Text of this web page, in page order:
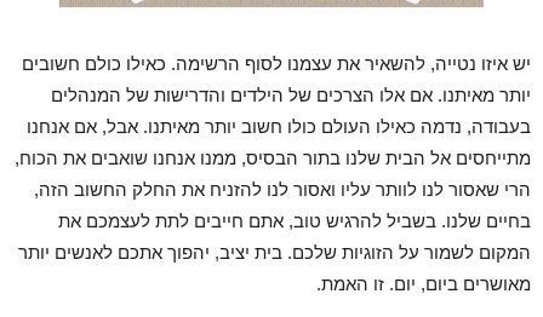
יש איזו נטייה, להשאיר את עצמנו לסוף הרשימה. כאילו כולם חשובים
יותר מאיתנו. אם אלו הצרכים של הילדים והדרישות של המנהלים
בעבודה, נדמה כאילו העולם כולו חשוב יותר מאיתנו. אבל, אם אנחנו
מתייחסים אל הבית שלנו בתור הבסיס, ממנו אנחנו שואבים את הכוח,
הרי שאסור לנו לוותר עליו ואסור לנו להזניח את החלק החשוב הזה,
בחיים שלנו. בשביל להרגיש טוב, אתם חייבים לתת לעצמכם את
המקום לשמור על הזוגיות שלכם. בית יציב, יהפוך אתכם לאנשים יותר
מאושרים ביום, יום. זו האמת.